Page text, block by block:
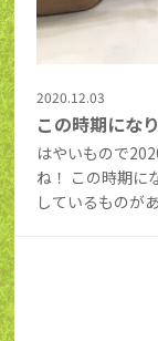
2020.12.03
この時期にな
はやいもので
ね！ この時期に
しているものが